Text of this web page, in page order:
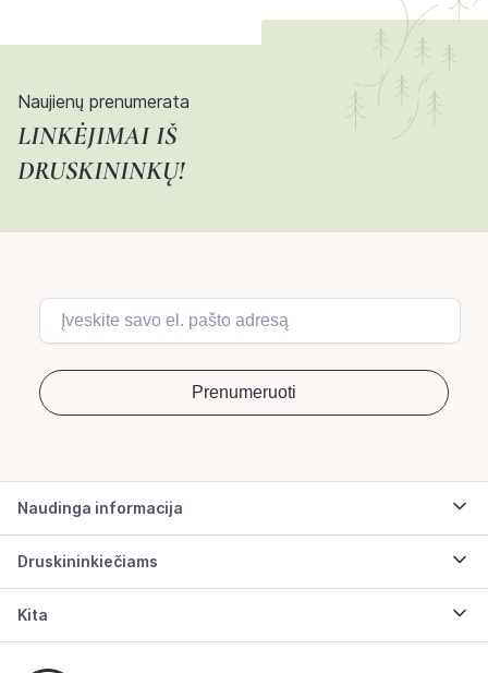
Naujienų prenumerata
LINKĖJIMAI IŠ
DRUSKININKŲ!
Naudinga informacija
Druskininkiečiams
Kita